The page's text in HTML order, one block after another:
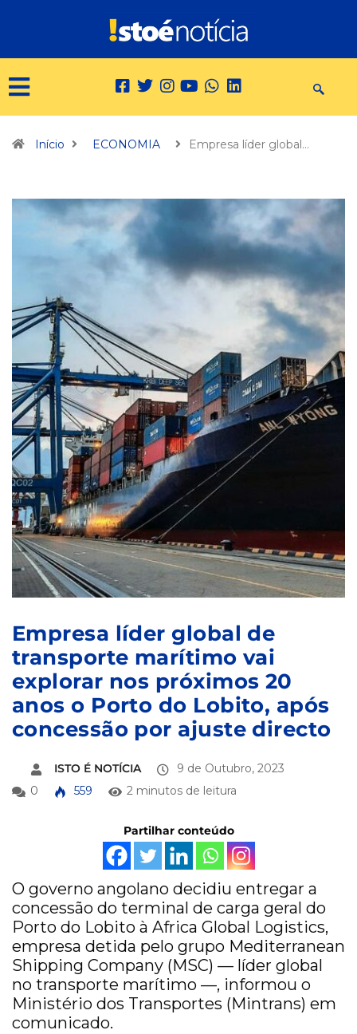
Início ECONOMIA Empresa líder global…
Empresa líder global de
transporte marítimo vai
explorar nos próximos 20
anos o Porto do Lobito, após
concessão por ajuste directo
ISTO É NOTÍCIA
9 de Outubro, 2023
0
559 2 minutos de leitura
Partilhar conteúdo
O governo angolano decidiu entregar a
concessão do terminal de carga geral do
Porto do Lobito à Africa Global Logistics,
empresa detida pelo grupo Mediterranean
Shipping Company (MSC) — líder global
no transporte marítimo —, informou o
Ministério dos Transportes (Mintrans) em
comunicado.